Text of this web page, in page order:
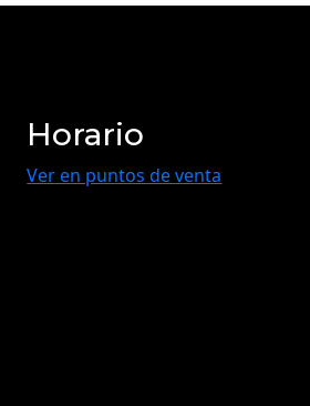
Horario
Ver en puntos de venta